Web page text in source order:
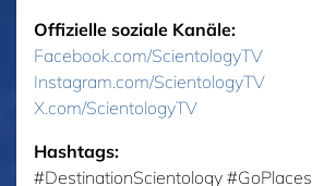
Offizielle soziale Kanäle:
Facebook.com/ScientologyTV
Instagram.com/ScientologyTV
X.com/ScientologyTV
Hashtags:
‎#DestinationScientology ‎#GoPlaces